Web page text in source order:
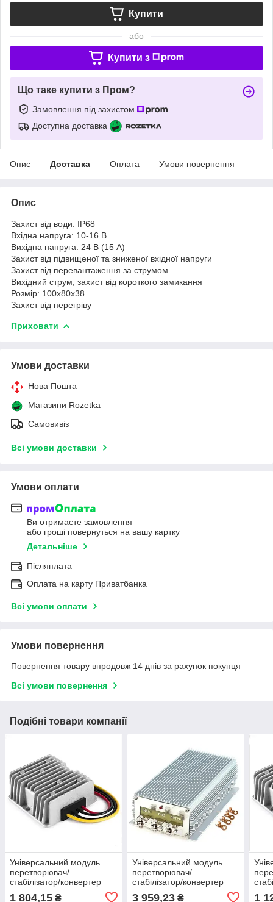
Купити
або
Купити з
Що таке купити з Пром?
Замовлення під захистом
Доступна доставка
Опис Доставка Оплата Умови повернення
Опис
Захист від води: IP68
Вхідна напруга: 10-16 В
Вихідна напруга: 24 В (15 А)
Захист від підвищеної та зниженої вхідної напруги
Захист від перевантаження за струмом
Вихідний струм, захист від короткого замикання
Розмір: 100х80х38
Захист від перегріву
Приховати
Умови доставки
Нова Пошта
Магазини Rozetka
Самовивіз
Всі умови доставки
Умови оплати
Ви отримаєте замовлення
або гроші повернуться на вашу картку
Детальніше
Післяплата
Оплата на карту Приватбанка
Всі умови оплати
Умови повернення
Повернення товару впродовж 14 днів за рахунок покупця
Всі умови повернення
Подібні товари компанії
Універсальний модуль
перетворювач/
стабілізатор/конвертер
1 804,15 ₴
Універсальний модуль
перетворювач/
стабілізатор/конвертер
DC-DC 11-16В - 24В 30А
3 959,23₴ 1